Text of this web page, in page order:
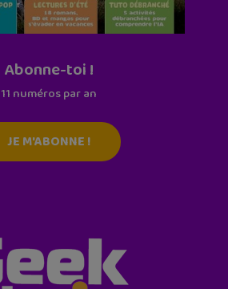
Abonne-toi !
11 numéros par an
JE M'ABONNE !